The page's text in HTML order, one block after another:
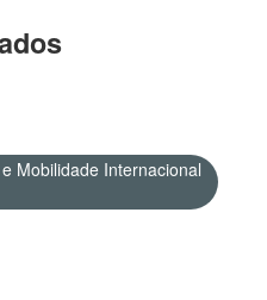
Mobilidade Internacional